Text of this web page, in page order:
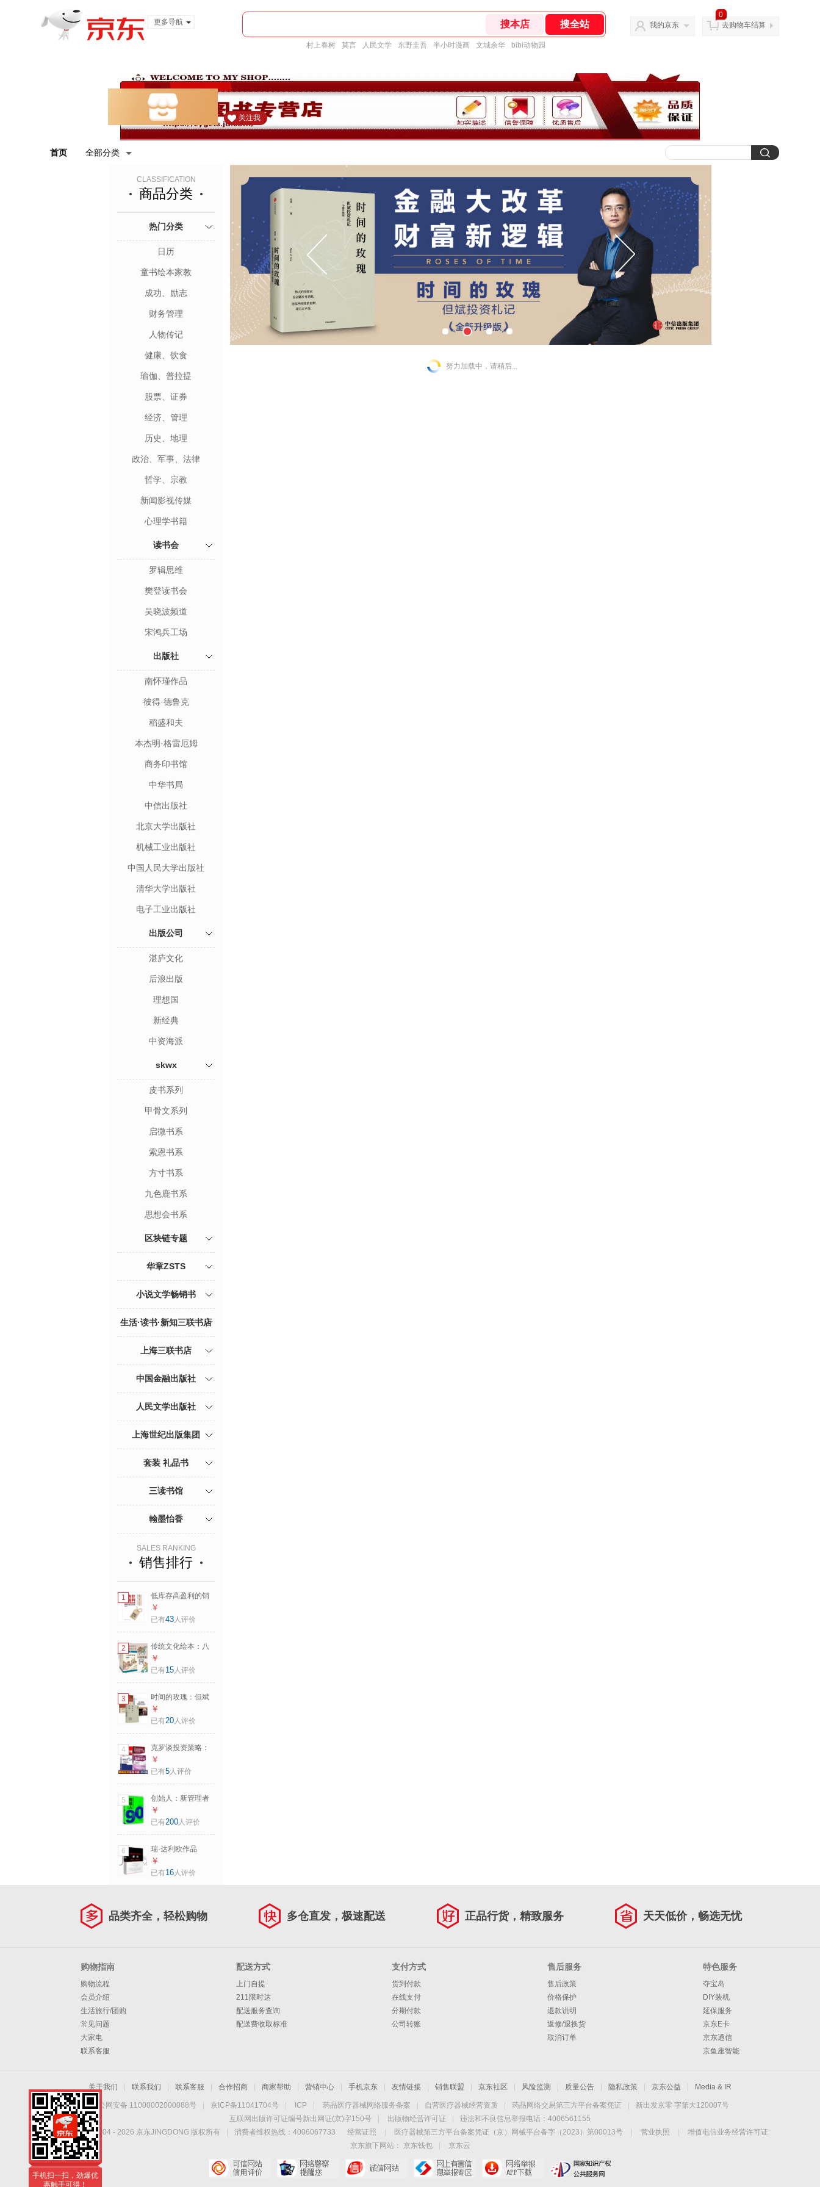
更多导航
村上春树 莫言 人民文学 东野圭吾 半小时漫画 文城余华 bibi动物园
我的京东
0
去购物车结算
关注我
首页 全部分类
CLASSIFICATION
商品分类
热门分类
日历
童书绘本家教
成功、励志
财务管理
人物传记
健康、饮食
瑜伽、普拉提
股票、证券
经济、管理
历史、地理
政治、军事、法律
哲学、宗教
新闻影视传媒
心理学书籍
读书会
罗辑思维
樊登读书会
吴晓波频道
宋鸿兵工场
出版社
南怀瑾作品
彼得·德鲁克
稻盛和夫
本杰明·格雷厄姆
商务印书馆
中华书局
中信出版社
北京大学出版社
机械工业出版社
中国人民大学出版社
清华大学出版社
电子工业出版社
出版公司
湛庐文化
后浪出版
理想国
新经典
中资海派
skwx
皮书系列
甲骨文系列
启微书系
索恩书系
方寸书系
九色鹿书系
思想会书系
区块链专题
华章ZSTS
小说文学畅销书
生活·读书·新知三联书店
上海三联书店
中国金融出版社
人民文学出版社
上海世纪出版集团
套装 礼品书
三读书馆
翰墨怡香
SALES RANKING
销售排行
1
低库存高盈利的销
售路线图 服装生意
这样做 赵栋梁 著 中
￥
已有43人评价
2
传统文化绘本：八
仙的传说系列（套
装共9册） 八仙过
的故事 张果老的故
事 吕洞宾的故事 韩
湘子的故事 曹国舅
的故事 何仙姑的故
事 清华大学出版社
￥
已有15人评价
3
时间的玫瑰：但斌
投资札记 全新升级
版+巴菲特致股东的
￥
已有20人评价
4
克罗谈投资策略：
神奇的墨菲法则+策
略投资+策略投资方
装全4册 斯坦利·克
罗 申银万国策略研
究团队 国泰君安培
训教材
￥
已有5人评价
5
创始人：新管理者
如何度过第一个90
天 [The first 90
版社 创始人：新管
理者如何度过第一
个90天
￥
已有200人评价
6 瑞·达利欧作品
￥
已有16人评价
努力加载中，请稍后...
品类齐全，轻松购物 多仓直发，极速配送 正品行货，精致服务 天天低价，畅选无忧
购物指南
购物流程
会员介绍
生活旅行/团购
常见问题
大家电
联系客服
配送方式
上门自提
211限时达
配送服务查询
配送费收取标准
支付方式
货到付款
在线支付
分期付款
公司转账
售后服务
售后政策
价格保护
退款说明
返修/退换货
取消订单
特色服务
夺宝岛
DIY装机
延保服务
京东E卡
京东通信
京鱼座智能
关于我们 联系我们 联系客服 合作招商 商家帮助 营销中心 手机京东 友情链接 销售联盟 京东社区 风险监测 质量公告 隐私政策 京东公益 Media & IR
京公网安备 11000002000088号 京ICP备11041704号 ICP 药品医疗器械网络服务备案 自营医疗器械经营资质 药品网络交易第三方平台备案凭证
新出发京零 字第大120007号
互联网出版许可证编号新出网证(京)字150号
出版物经营许可证
违法和不良信息举报电话：4006561155
Copyright © 2004 - 2026 京东JINGDONG 版权所有 消费者维权热线：4006067733 经营证照 医疗器械第三方平台备案凭证（京）网械平台备字（2023）第00013号 营业执照
增值电信业务经营许可证
京东旗下网站：
京东钱包 京东云
手机扫一扫，劲爆优
惠触手可得！